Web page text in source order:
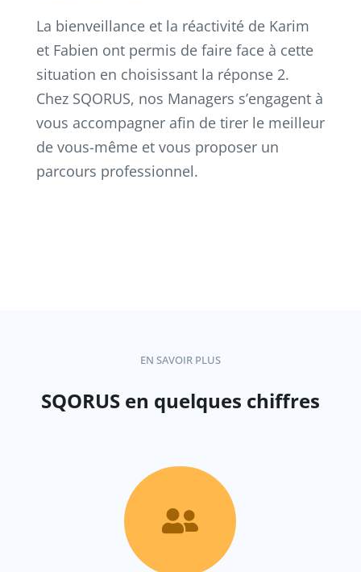
La bienveillance et la réactivité de Karim
et Fabien ont permis de faire face à cette
situation en choisissant la réponse 2.
Chez SQORUS, nos Managers s’engagent à
vous accompagner afin de tirer le meilleur
de vous-même et vous proposer un
parcours professionnel.
EN SAVOIR PLUS
SQORUS en quelques chiffres
